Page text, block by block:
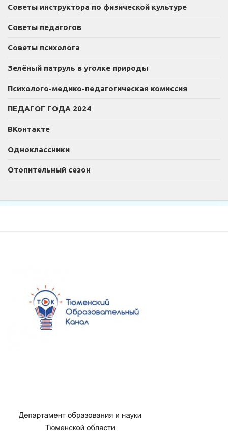
Советы инструктора по физической культуре
Советы педагогов
Советы психолога
Зелёный патруль в уголке природы
Психолого-медико-педагогическая комиссия
ПЕДАГОГ ГОДА 2024
ВКонтакте
Одноклассники
Отопительный сезон